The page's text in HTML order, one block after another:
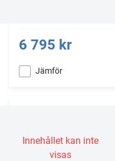
6 795 kr
Jämför
Innehållet kan inte
visas